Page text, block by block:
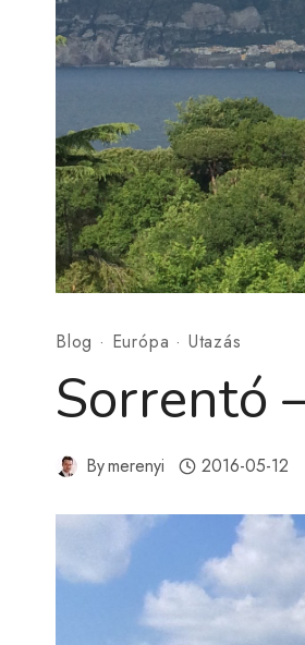
Blog · Európa · Utazás
Sorrentó
Bymerenyi 2016-05-12